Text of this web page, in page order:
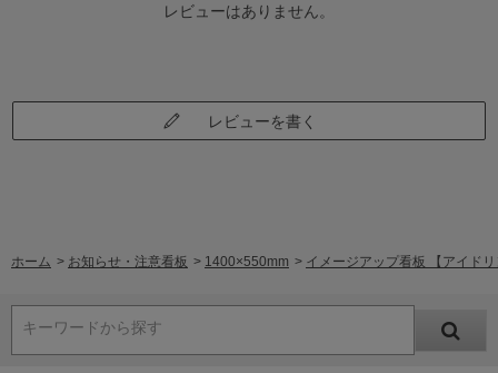
レビューはありません。
レビューを書く
ホーム > お知らせ・注意看板 > 1400×550mm > イメージアップ看板 【アイド
キーワードから探す